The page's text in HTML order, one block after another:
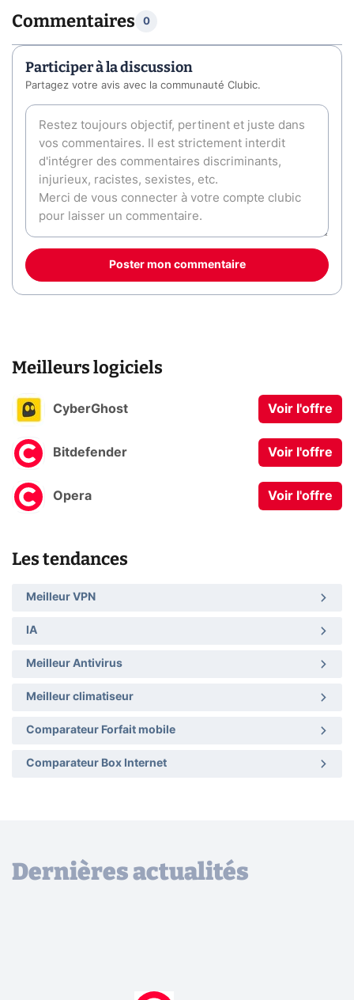
Commentaires 0
Participer à la discussion
Partagez votre avis avec la communauté Clubic.
Poster mon commentaire
Meilleurs logiciels
CyberGhost Voir l'offre
Bitdefender Voir l'offre
Opera Voir l'offre
Les tendances
Meilleur VPN
IA
Meilleur Antivirus
Meilleur climatiseur
Comparateur Forfait mobile
Comparateur Box Internet
Dernières actualités